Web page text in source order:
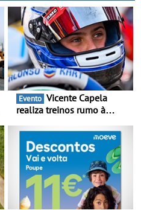
reunir cinco plataformas
diferentes numa única
arquitetura escalável
Evento
realiza treinos rumo à
Portugal Karting e mira boa
estreia - O Campeonato
Portugal Karting 2026
decorre entre 1 de Março e
6 de Setembro